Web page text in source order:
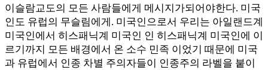
이슬람교도의 모든 사람들에게 메시지가되어야한다. 미국
인도 유럽의 무슬림에게. 미국인으로서 우리는 아일랜드계
미국인에서 히스패닉계 미국인 인 히스패닉계 미국인에 이
르기까지 모든 배경에서 온 소수 민족 이었기 때문에 미국
과 유럽에서 인종 차별 주의자들이 인종주의 라벨을 붙이